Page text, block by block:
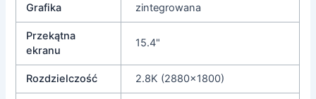
Grafika zintegrowana
Przekątna
ekranu
15.4"
Rozdzielczość 2.8K (2880×1800)